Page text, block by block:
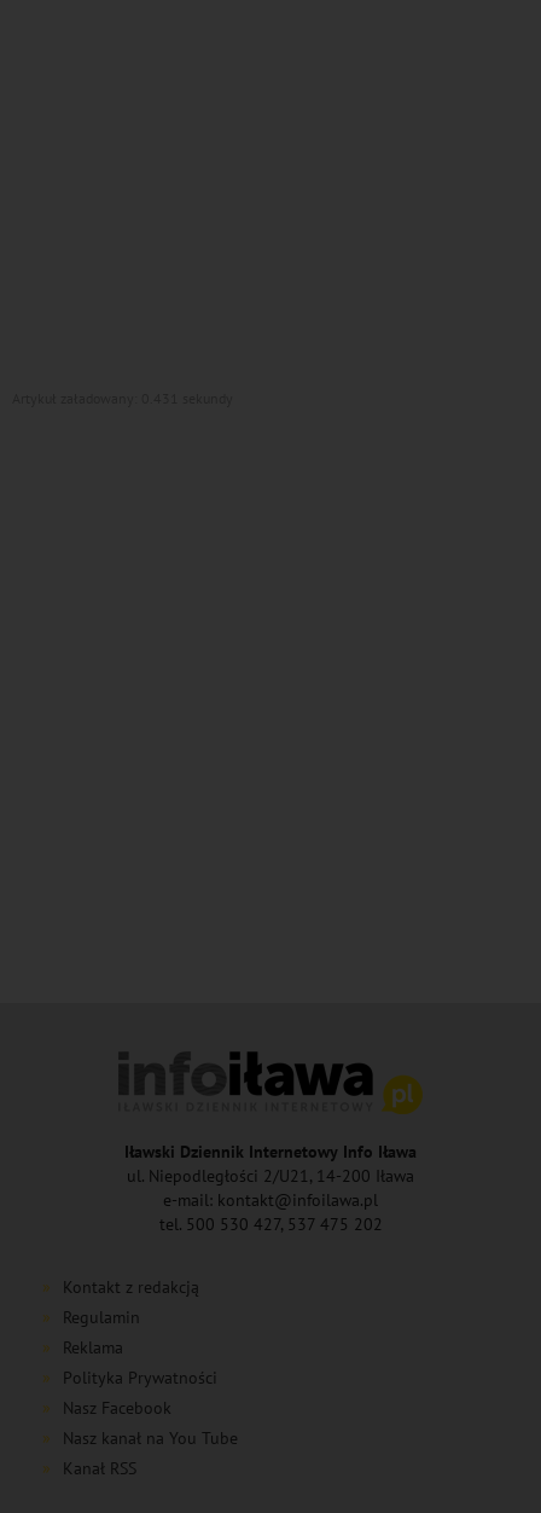
Iławski Dziennik Internetowy Info Iława
ul. Niepodległości 2/U21, 14-200 Iława
e-mail: kontakt@infoilawa.pl
tel. 500 530 427, 537 475 202
Kontakt z redakcją
Regulamin
Reklama
Polityka Prywatności
Nasz Facebook
Nasz kanał na You Tube
Kanał RSS